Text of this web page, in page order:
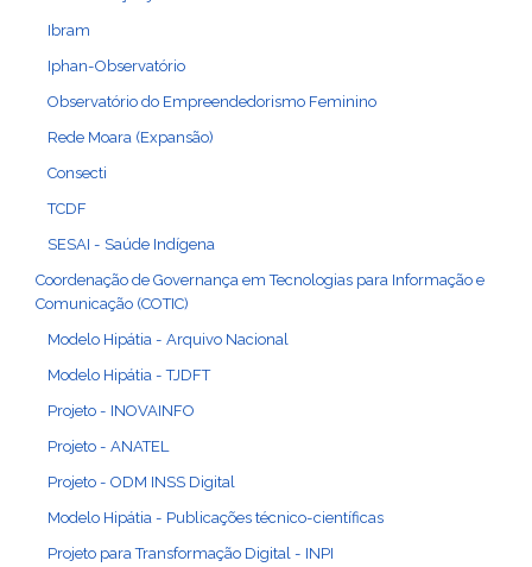
Ibram
Iphan-Observatório
Observatório do Empreendedorismo Feminino
Rede Moara (Expansão)
Consecti
TCDF
SESAI - Saúde Indígena
Coordenação de Governança em Tecnologias para Informação e
Comunicação (COTIC)
Modelo Hipátia - Arquivo Nacional
Modelo Hipátia - TJDFT
Projeto - INOVAINFO
Projeto - ANATEL
Projeto - ODM INSS Digital
Modelo Hipátia - Publicações técnico-científicas
Projeto para Transformação Digital - INPI